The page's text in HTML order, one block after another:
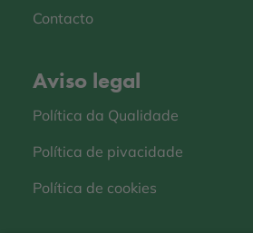
Contacto
Aviso legal
Política da Qualidade
Política de pivacidade
Política de cookies